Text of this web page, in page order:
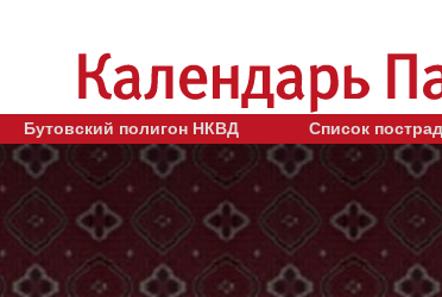
Бутовский полигон НКВД Список